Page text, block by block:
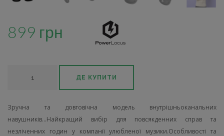
899 грн
ДЕ КУПИТИ
Зручна та довговічна модель внутрішньоканальних
навушників...Найкращий вибір для повсякденних справ та
незліченних годин у компанії улюбленої музики.Особливості та